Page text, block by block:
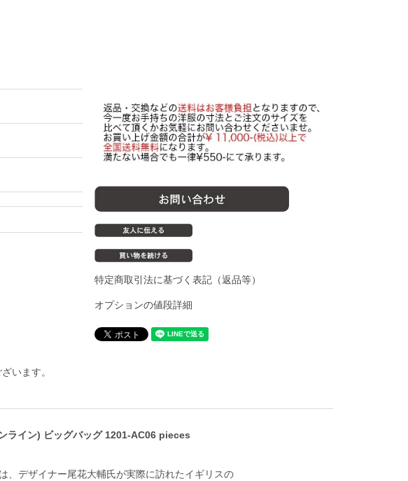
特定商取引法に基づく表記（返品等）
オプションの値段詳細
います。
ライン) ビッグバッグ 1201-AC06 pieces
、デザイナー尾花大輔氏が実際に訪れたイギリスの